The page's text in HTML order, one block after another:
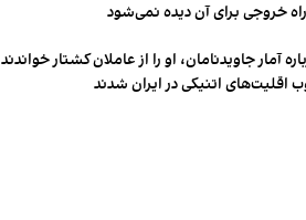
خروجی برای آن دیده نمی‌شود
جاویدنامان، او را از عاملان کشتار خواندند
اتنیکی در ایران شدند